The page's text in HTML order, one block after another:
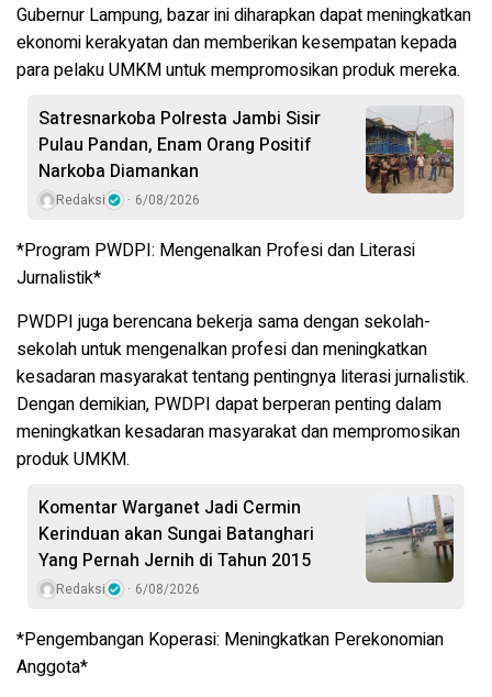
Gubernur Lampung, bazar ini diharapkan dapat meningkatkan
ekonomi kerakyatan dan memberikan kesempatan kepada
para pelaku UMKM untuk mempromosikan produk mereka.
Satresnarkoba Polresta Jambi Sisir
Pulau Pandan, Enam Orang Positif
Narkoba Diamankan
Redaksi 6/08/2026
*Program PWDPI: Mengenalkan Profesi dan Literasi
Jurnalistik*
PWDPI juga berencana bekerja sama dengan sekolah-
sekolah untuk mengenalkan profesi dan meningkatkan
kesadaran masyarakat tentang pentingnya literasi jurnalistik.
Dengan demikian, PWDPI dapat berperan penting dalam
meningkatkan kesadaran masyarakat dan mempromosikan
produk UMKM.
Komentar Warganet Jadi Cermin
Kerinduan akan Sungai Batanghari
Yang Pernah Jernih di Tahun 2015
Redaksi 6/08/2026
*Pengembangan Koperasi: Meningkatkan Perekonomian
Anggota*